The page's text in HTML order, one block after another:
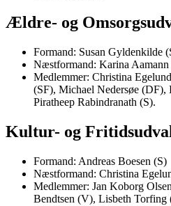
Ældre- og
Formand: Susan Gyldenkilde
Næstformand: Karina
Medlemmer: Christina
(SF), Michael Nedersøe (DF),
Piratheep Rabindranath (S).
Kultur- og
Formand: Andreas Boesen (S)
Næstformand: Christina
Medlemmer: Jan Koborg
Bendtsen (V), Lisbeth